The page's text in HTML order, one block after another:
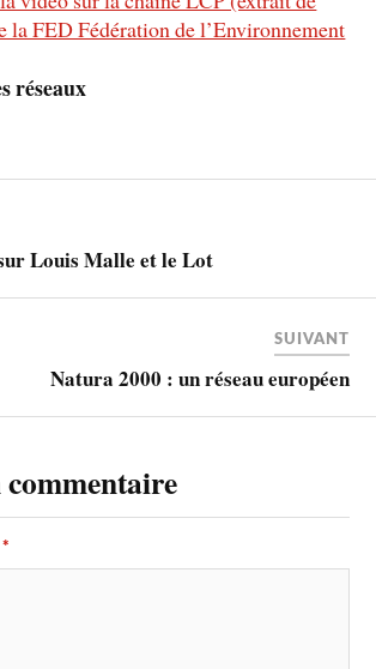
la FED Fédération de l’Environnement
réseaux
Louis Malle et le Lot
SUIVANT
Natura 2000 : un réseau européen
*